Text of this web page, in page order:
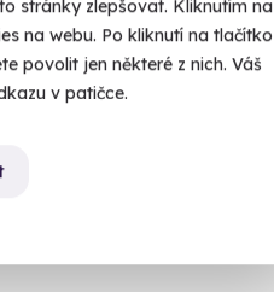
stránky zlepšovat. Kliknutím na
na webu. Po kliknutí na tlačítko
povolit jen některé z nich. Váš
v patičce.